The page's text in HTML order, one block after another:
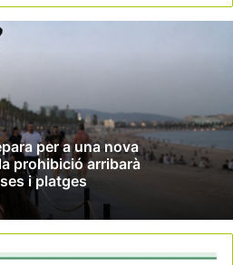
per a una nova
prohibició arribarà
i platges